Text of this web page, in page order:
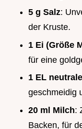
5 g Salz:
der Kruste.
1 Ei (Größe
für eine
1 EL
geschmeidig
20 ml Milch:
Backen, für